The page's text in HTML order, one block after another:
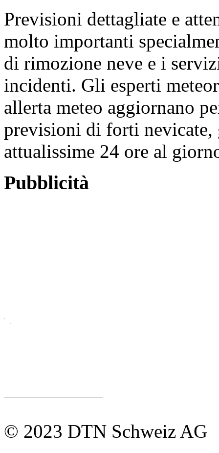
Previsioni dettagliate e
molto importanti
di rimozione neve e i
incidenti. Gli esperti
allerta meteo aggiornano
previsioni di forti nevicate,
attualissime 24 ore al
Pubblicità
© 2023 DTN Schweiz AG